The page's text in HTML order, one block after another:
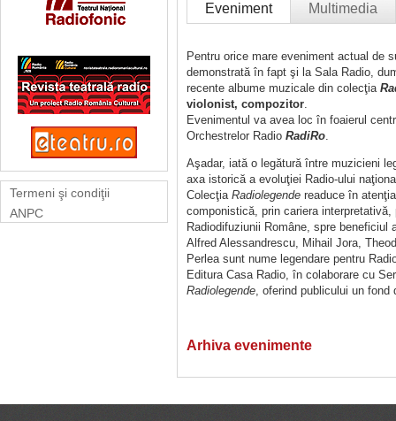
Termeni şi condiţii
ANPC
Eveniment Multimedia
Pentru orice mare eveniment actual de
demonstrată în fapt şi la Sala Radio,
recente albume muzicale din colecţia
violonist, compozitor.
Evenimentul va avea loc în foaierul
Orchestrelor Radio RadiRo.
Aşadar, iată o legătură între muzicieni
axa istorică a evoluţiei Radio-ului
Colecţia Radiolegende readuce în
componistică, prin cariera
Radiodifuziunii Române, spre
Alfred Alessandrescu, Mihail Jora,
Perlea sunt nume legendare pentru
Editura Casa Radio, în colaborare cu
Radiolegende, oferind publicului un
Arhiva evenimente